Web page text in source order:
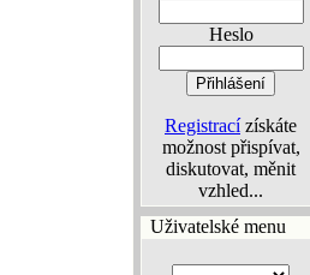
Heslo
Registracízískáte
možnost přispívat,
diskutovat, měnit
vzhled...
Uživatelské menu